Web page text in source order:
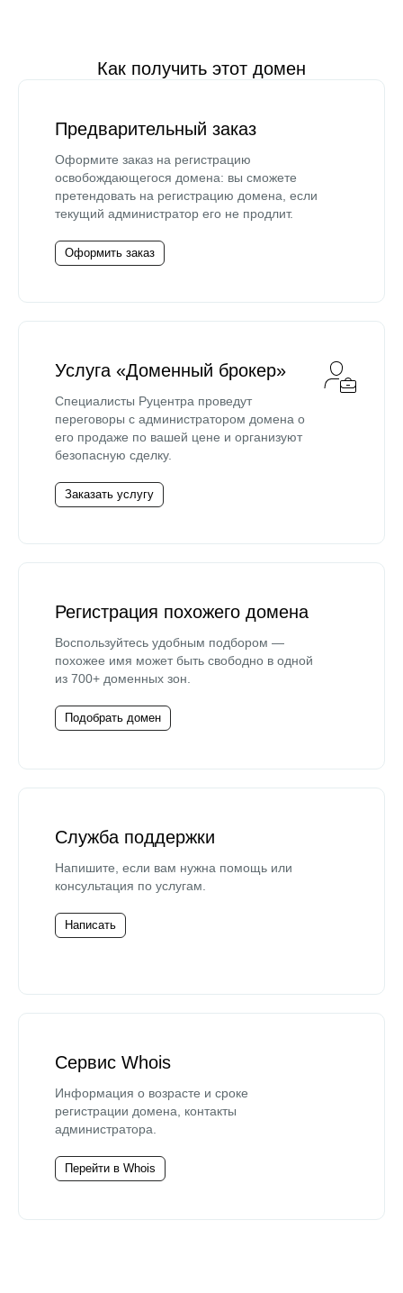
Как получить этот домен
Предварительный заказ
Оформите заказ на регистрацию
освобождающегося домена: вы сможете
претендовать на регистрацию домена, если
текущий администратор его не продлит.
Оформить заказ
Услуга «Доменный брокер»
Специалисты Руцентра проведут
переговоры с администратором домена о
его продаже по вашей цене и организуют
безопасную сделку.
Заказать услугу
Регистрация похожего домена
Воспользуйтесь удобным подбором —
похожее имя может быть свободно в одной
из 700+ доменных зон.
Подобрать домен
Служба поддержки
Напишите, если вам нужна помощь или
консультация по услугам.
Написать
Сервис Whois
Информация о возрасте и сроке
регистрации домена, контакты
администратора.
Перейти в Whois